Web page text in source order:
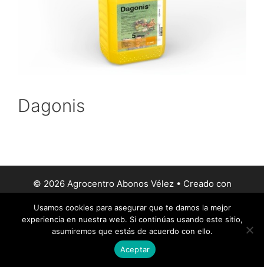
Dagonis
© 2026 Agrocentro Abonos Vélez• Creado con
Usamos cookies para asegurar que te damos la mejor
experiencia en nuestra web. Si continúas usando este sitio,
asumiremos que estás de acuerdo con ello.
Aceptar